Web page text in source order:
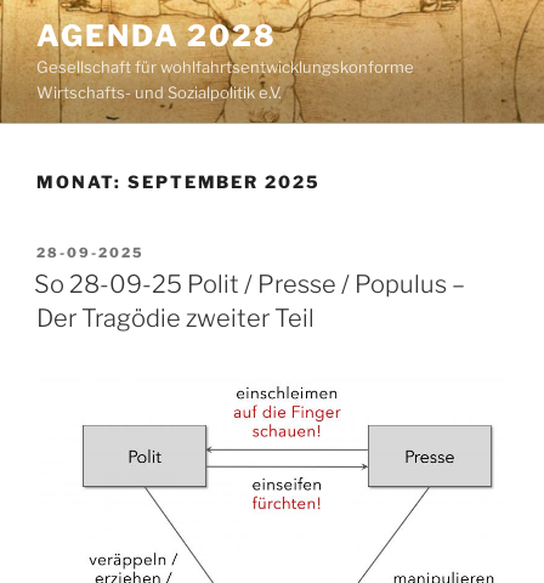
Zum
Inhalt
springen
AGENDA 2028
Gesellschaft für wohlfahrtsentwicklungskonforme
Wirtschafts- und Sozialpolitik e.V.
MONAT: SEPTEMBER 2025
VERÖFFENTLICHT
AM
28-09-2025
So 28-09-25 Polit / Presse / Populus –
Der Tragödie zweiter Teil